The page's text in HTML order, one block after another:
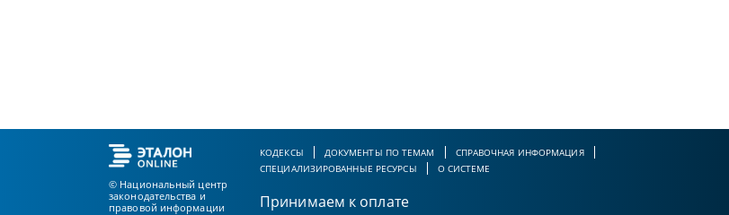
© Национальный центр
законодательства и
правовой информации
КОДЕКСЫ ДОКУМЕНТЫ ПО ТЕМАМ
СПРАВОЧНАЯ ИНФОРМАЦИЯ
СПЕЦИАЛИЗИРОВАННЫЕ РЕСУРСЫ
О СИСТЕМЕ
Принимаем к оплате